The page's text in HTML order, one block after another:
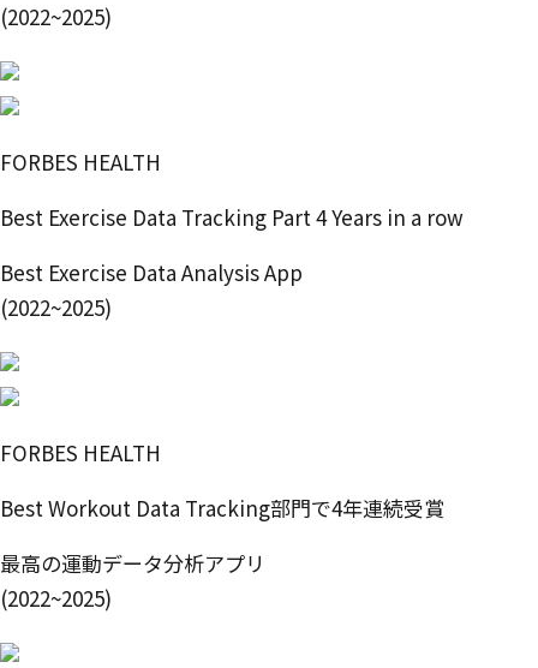
(2022~2025)
FORBES HEALTH
Best Exercise Data Tracking Part 4 Years in a row
Best Exercise Data Analysis App
(2022~2025)
FORBES HEALTH
Best Workout Data Tracking部門で4年連続受賞
最高の運動データ分析アプリ
(2022~2025)